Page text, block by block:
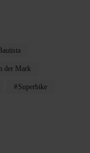
der Mark
Superbike